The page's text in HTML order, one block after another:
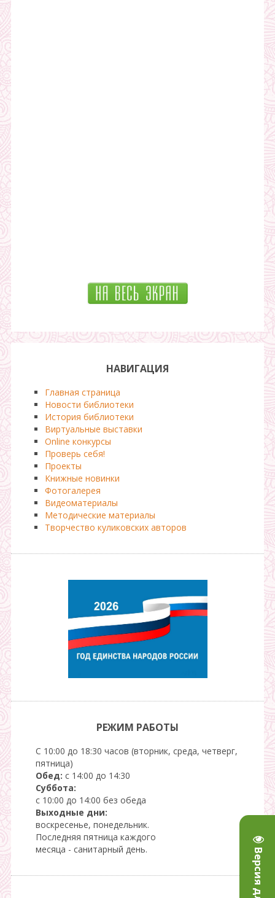
НАВИГАЦИЯ
Главная страница
Новости библиотеки
История библиотеки
Виртуальные выставки
Online конкурсы
Проверь себя!
Проекты
Книжные новинки
Фотогалерея
Видеоматериалы
Методические материалы
Творчество куликовских авторов
РЕЖИМ РАБОТЫ
С 10:00 до 18:30 часов (вторник, среда, четверг,
пятница)
Обед: с 14:00 до 14:30
Суббота:
с 10:00 до 14:00 без обеда
Выходные дни:
воскресенье, понедельник.
Последняя пятница каждого
месяца - санитарный день.